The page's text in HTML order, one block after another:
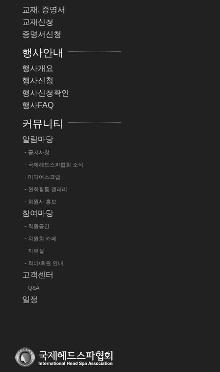
교재, 증명서
교재신청
증명서신청
행사안내
행사개요
행사신청
행사신청확인
행사FAQ
커뮤니티
알림마당
- 공지사항
- 국제헤드스파협회 소식
- 미디어스크랩
- 협회활동 갤러리
- 회원사 홍보
참여마당
- 회원공간
- 위원회 카페
- 자료실
- 회비/후원 안내
고객센터
- Q&A
일정